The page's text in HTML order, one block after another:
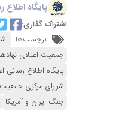
پایگاه
اشتراک گذاری:
برچسب‌ها:
جمعیت اعتلای
پایگاه اطلاع رسانی
شورای مرکزی جمعیت
جنگ ایران و آمریکا